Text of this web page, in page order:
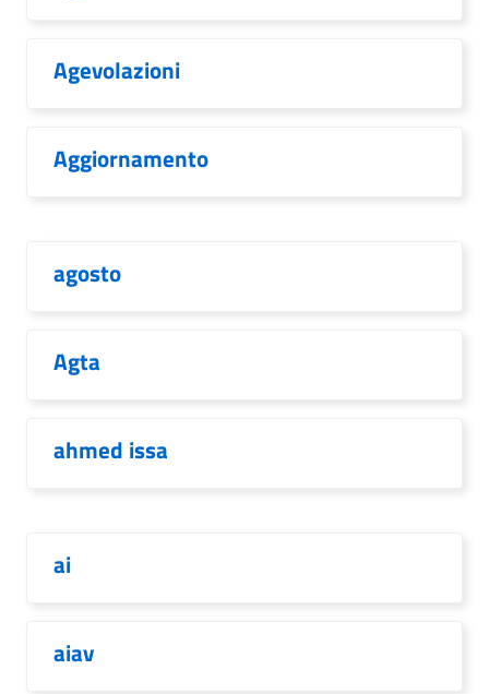
Agevolazioni
Aggiornamento
agosto
Agta
ahmed issa
ai
aiav